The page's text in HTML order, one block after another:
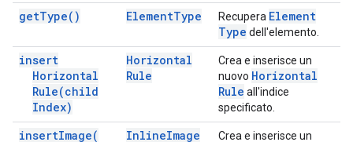
getType( ) ElementType Recupera Element
Type dell'elemento.
insert
Horizontal
Rule(child
Index)
Horizontal
Rule
Crea e inserisce un
nuovo Horizontal
Rule all'indice
specificato.
insertImage( InlineImage Crea e inserisce un